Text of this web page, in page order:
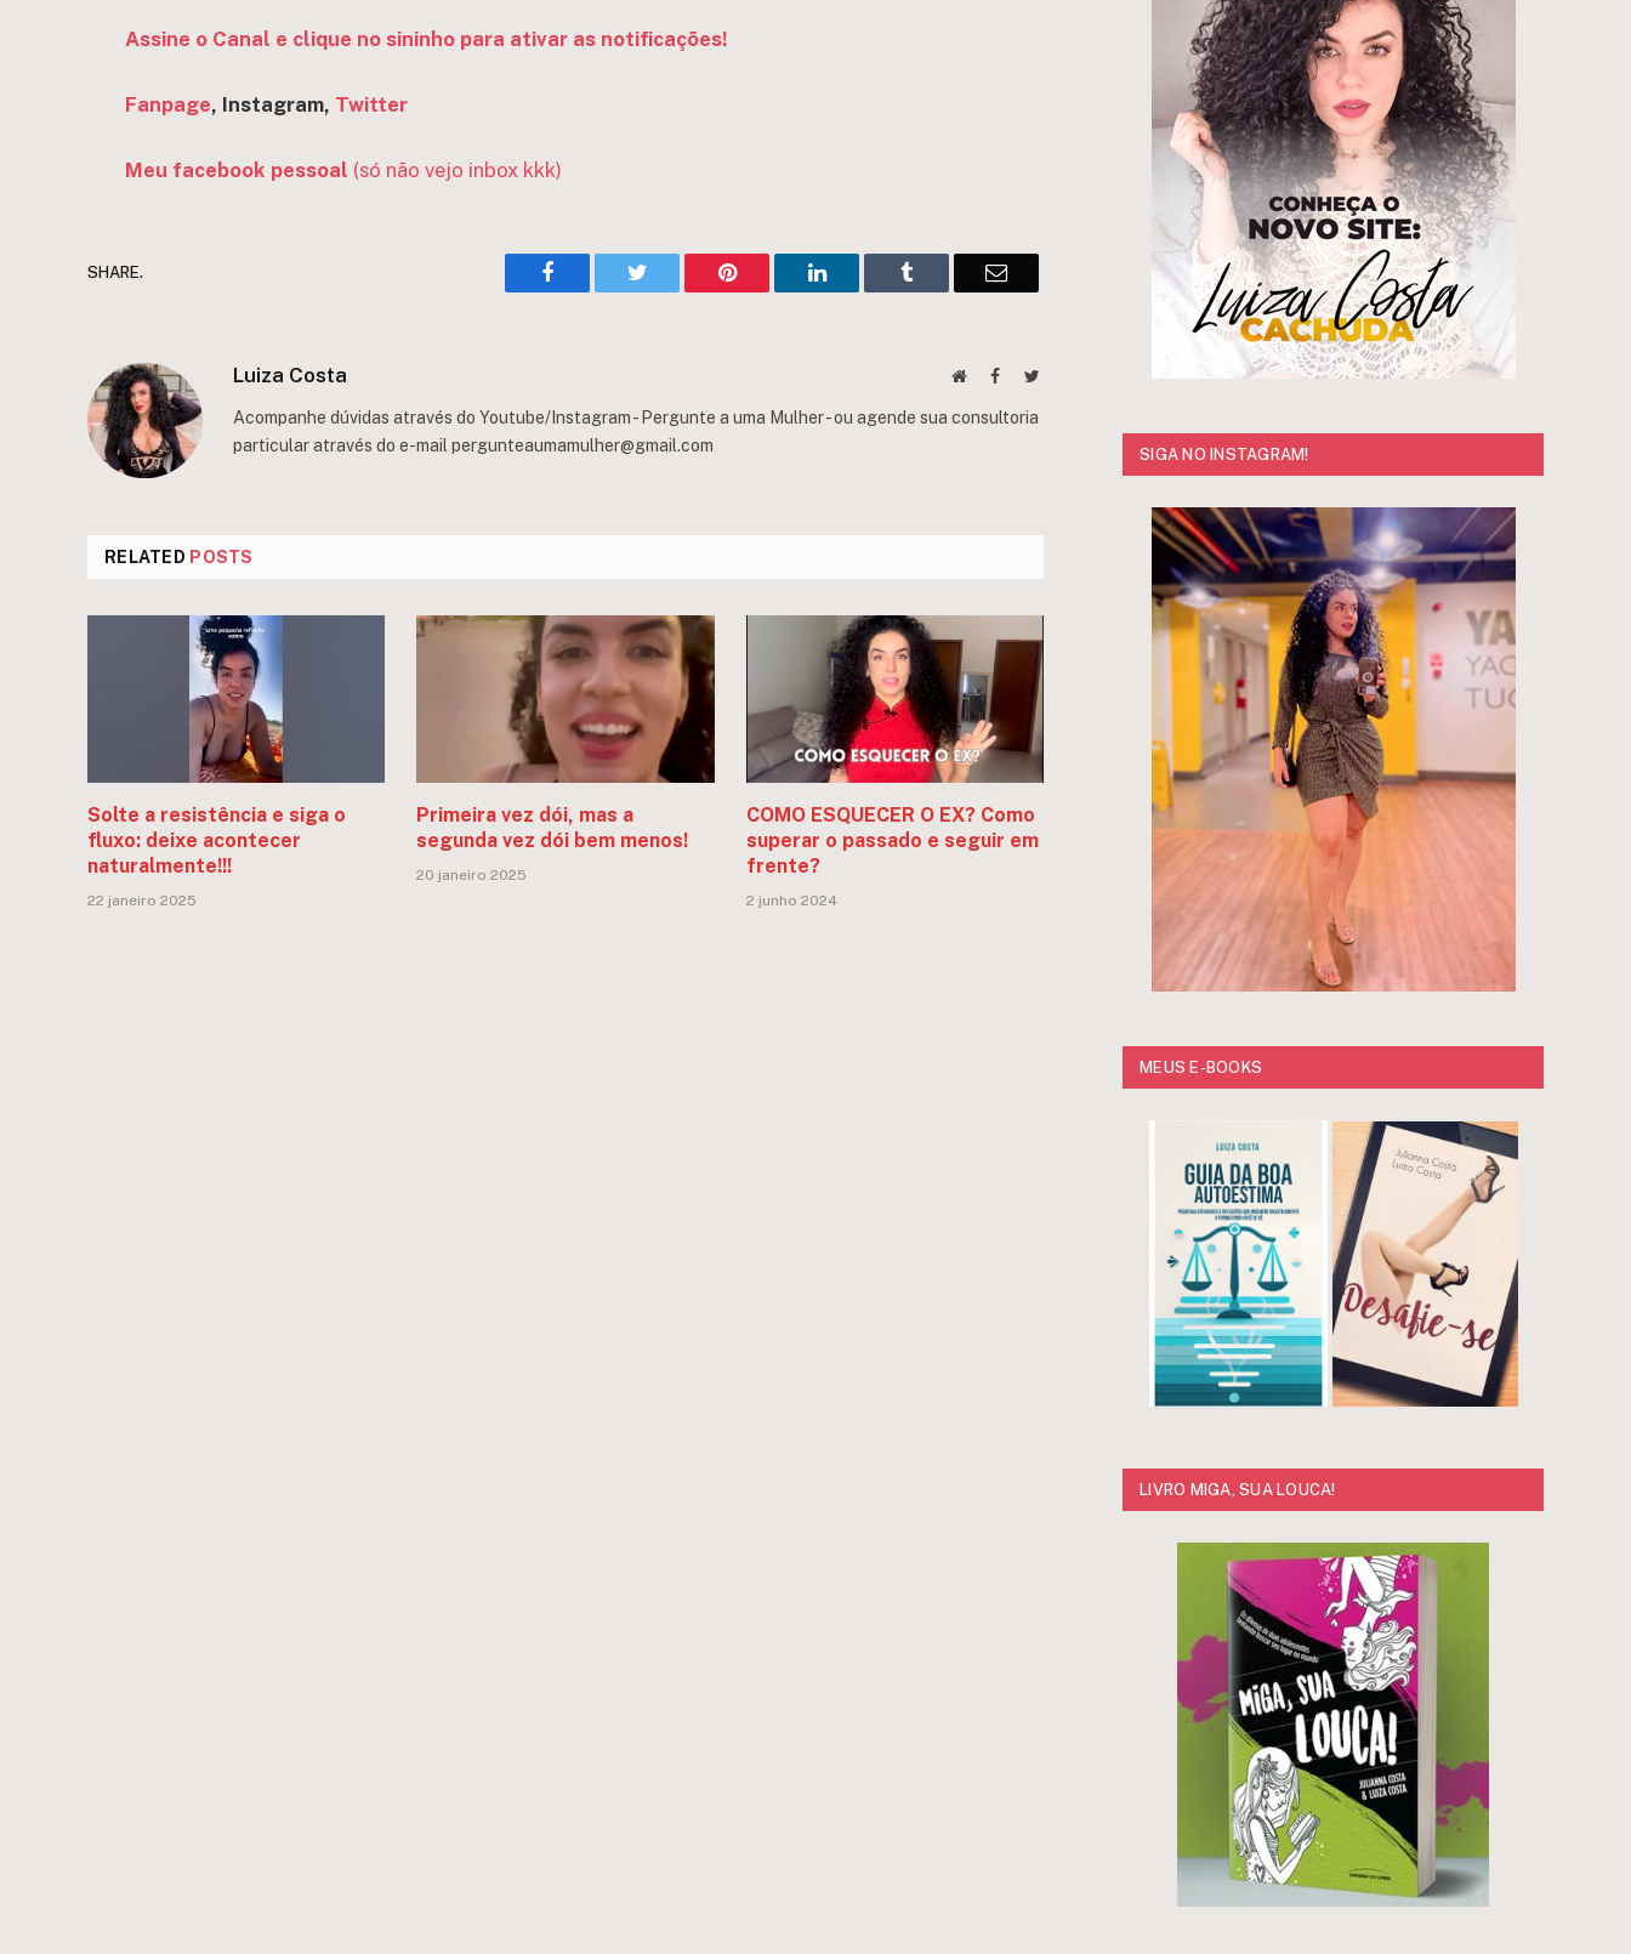
Assine o Canal e clique no sininho para ativar as notificações!
Fanpage, Instagram, Twitter
Meu facebook pessoal (só não vejo inbox kkk)
SHARE. Facebook Twitter Pinterest LinkedIn Tumblr Email
Luiza Costa WebsiteFacebookTwitter
Acompanhe dúvidas através do Youtube/Instagram - Pergunte a uma Mulher - ou agende sua consultoria
particular através do e-mail pergunteaumamulher@gmail.com
RELATED POSTS
Solte a resistência e siga o
fluxo: deixe acontecer
naturalmente!!!
22 janeiro 2025
Primeira vez dói, mas a
segunda vez dói bem menos!
20 janeiro 2025
COMO ESQUECER O EX? Como
superar o passado e seguir em
frente?
2 junho 2024
SIGA NO INSTAGRAM!
MEUS E-BOOKS
LIVRO MIGA, SUA LOUCA!